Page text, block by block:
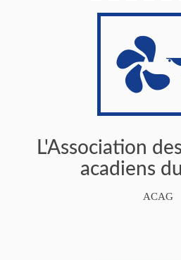
L'Association
acadiens
ACAG